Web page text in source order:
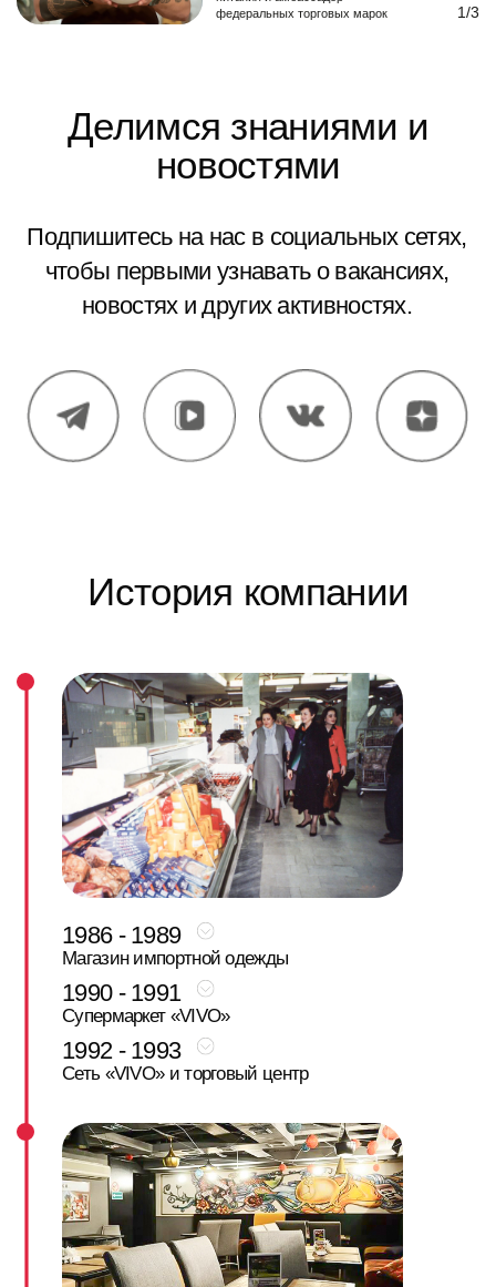
еда — базовая, ежедневная потребность, от
«Царицын двор», а уже через год в
Волгограде открывается первый
самообслуживания. Он получил название
понятный ассортимент, честная доступная
цена. Все процессы — от подбора
персонала до выкладки — выстраивались с
нуля при участии европейских партнёров.
Сеть VIVO растёт: открываются новые
магазины, а затем и первый в Волгограде
торговый центр с супермаркетом,
магазинами и собственным кафе. Компания
формирует культуру потребления —
показывает, что качественные продукты
могут быть доступными, а еда может быть
не просто товаром, а частью повседневного
комфорта. Вспоминая те годы, Софья
время открытий: «То, что сегодня кажется
естественным — самообслуживание,
холодильные витрины, широкий выбор —
тогда воспринималось как что-то
совершенно новое».
В 1993 году Антонина Жилина передаёт
управление своим дочерям — Софье
становится началом второго этапа развития
компании.
1997 - 1999